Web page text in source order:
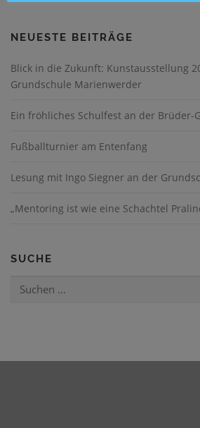
NEUESTE BEITRÄGE
Blick in die Zukunft: Kunstausstellung
Grundschule Marienwerder
Ein fröhliches Schulfest an der Brüder-
Fußballturnier am Entenfang
Lesung mit Ingo Siegner an der
„Mentoring ist wie eine Schachtel
SUCHE
Suchen